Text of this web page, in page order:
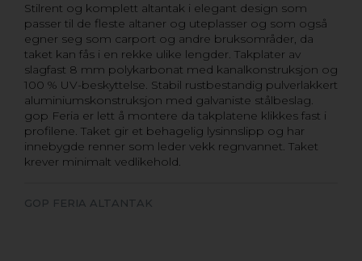
Stilrent og komplett altantak i elegant design som
passer til de fleste altaner og uteplasser og som også
egner seg som carport og andre bruksområder, da
taket kan fås i en rekke ulike lengder. Takplater av
slagfast 8 mm polykarbonat med kanalkonstruksjon og
100 % UV-beskyttelse. Stabil rustbestandig pulverlakkert
aluminiumskonstruksjon med galvaniste stålbeslag.
gop Feria er lett å montere da takplatene klikkes fast i
profilene. Taket gir et behagelig lysinnslipp og har
innebygde renner som leder vekk regnvannet. Taket
krever minimalt vedlikehold.
GOP FERIA ALTANTAK